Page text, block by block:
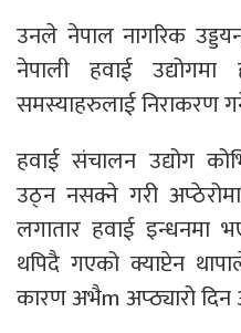
उनले नेपाल नागरिक
नेपाली हवाई
समस्याहरुलाई निराकरण
हवाई संचालन उद्योग
उठ्न नसक्ने गरी
लगातार हवाई इन्धनमा
थपिदै गएको क्याप्टेन
कारण अभैm अप्ठ्यारो